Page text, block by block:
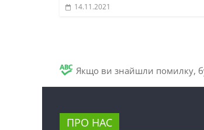
14.11.2021
Якщо ви знайшли помилку,
ПРО НАС